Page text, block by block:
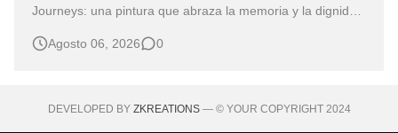
Journeys: una pintura que abraza la memoria y la dignidad
obras no necesitan levantar la voz para permanecer en la
Agosto 06, 2026 0
DEVELOPED BY ZKREATIONS— © YOUR COPYRIGHT 2024